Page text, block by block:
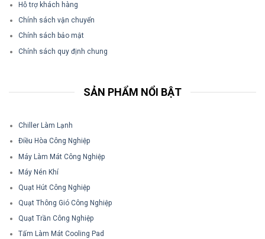
Hỗ trợ khách hàng
Chính sách vận chuyển
Chính sách bảo mật
Chính sách quy định chung
SẢN PHẨM NỔI BẬT
Chiller Làm Lạnh
Điều Hòa Công Nghiệp
Máy Làm Mát Công Nghiệp
Máy Nén Khí
Quạt Hút Công Nghiệp
Quạt Thông Gió Công Nghiệp
Quạt Trần Công Nghiệp
Tấm Làm Mát Cooling Pad